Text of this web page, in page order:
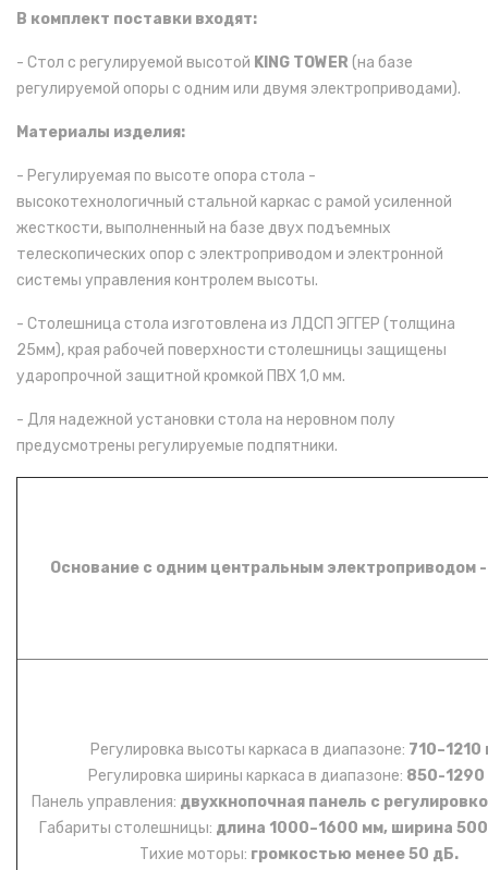
В комплект поставки входят:
- Стол с регулируемой высотой KING TOWER (на базе
регулируемой опоры с одним или двумя электроприводами).
Материалы изделия:
- Регулируемая по высоте опора стола -
высокотехнологичный стальной каркас с рамой усиленной
жесткости, выполненный на базе двух подъемных
телескопических опор с электроприводом и электронной
системы управления контролем высоты.
- Столешница стола изготовлена из ЛДСП ЭГГЕР (толщина
25мм), края рабочей поверхности столешницы защищены
ударопрочной защитной кромкой ПВХ 1,0 мм.
- Для надежной установки стола на неровном полу
предусмотрены регулируемые подпятники.
Основание с одним центральным электроприводом
Регулировка высоты каркаса в диапазоне: 710–1210
Регулировка ширины каркаса в диапазоне: 850-1290
Панель управления: двухкнопочная панель с
Габариты столешницы: длина 1000–1600 мм, ширина
Тихие моторы: громкостью менее 50 дБ.